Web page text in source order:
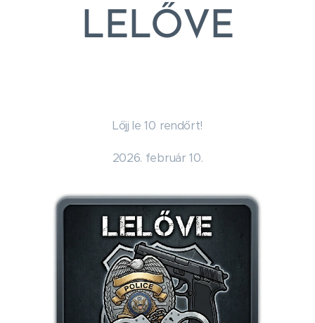
LELŐVE
Lőjj le 10 rendőrt!
2026. február 10.